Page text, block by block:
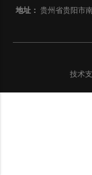
地址： 贵州省贵阳市
技术支